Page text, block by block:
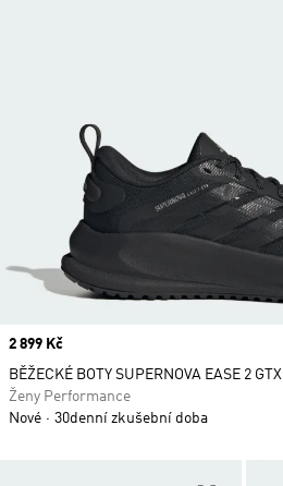
Price
2 899 Kč
BĚŽECKÉ BOTY SUPERNOVA EASE 2 GTX
Ženy Performance
Nové
30denní zkušební doba